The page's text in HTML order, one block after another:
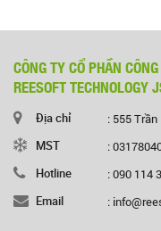
CÔNG TY CỔ PHẦN
REESOFT TECHNOLOGY
Địa chỉ
: 555
MST
:
Hotline
: 090 114
Email
: